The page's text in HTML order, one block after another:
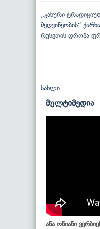
„კახური
მეღვინეობის“
რუსეთის დროშა
სახლი
მულტიმედია
ანა ონიანი